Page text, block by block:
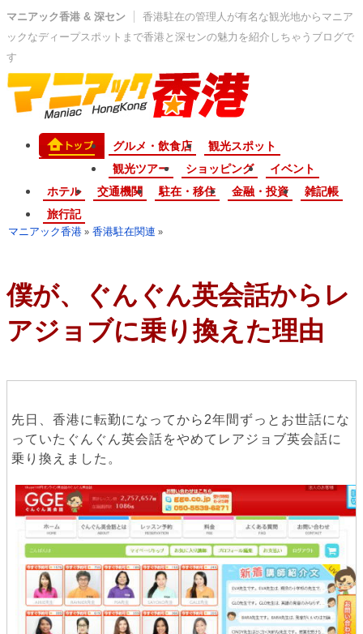
マニアック香港 & 深セン
香港駐在の管理人が有名な観光地からマニア
ックなディープスポットまで香港と深センの魅力を紹介しちゃうブログで
す
グルメ・飲食店
観光スポット
観光ツアー
ショッピング
イベント
ホテル
交通機関 駐在・移住 金融・投資
雑記帳
旅行記
マニアック香港 » 香港駐在関連 »
僕が、ぐんぐん英会話からレ
アジョブに乗り換えた理由
先日、香港に転勤になってから2年間ずっとお世話にな
っていたぐんぐん英会話をやめてレアジョブ英会話に
乗り換えました。